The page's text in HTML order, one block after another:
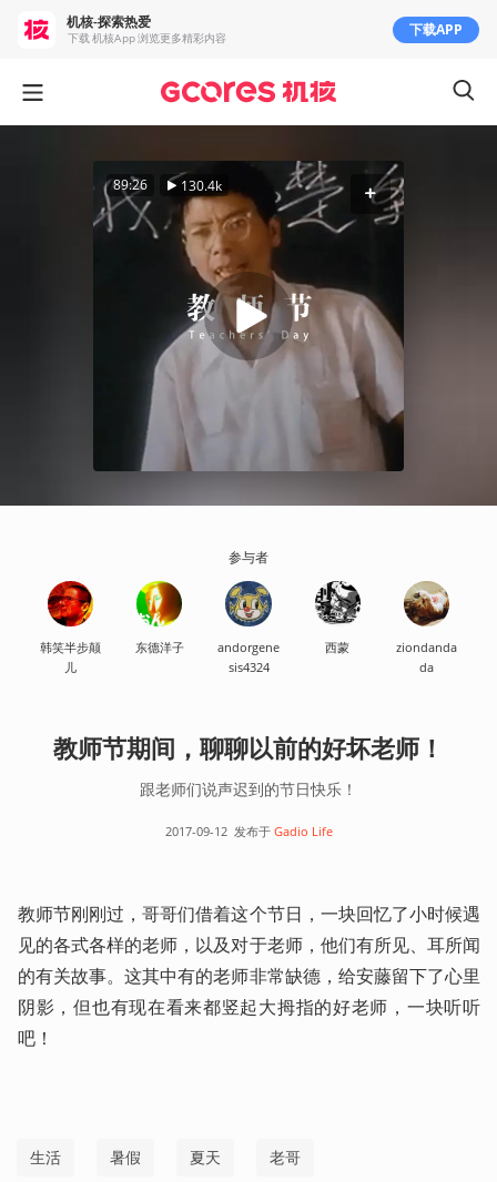
89:26 130.4k
参与者
韩笑半步颠
儿
东德洋子
andorgene
sis4324
西蒙
ziondanda
da
教师节期间，聊聊以前的好坏老师！
跟老师们说声迟到的节日快乐！
2017-09-12 发布于 Gadio Life
教师节刚刚过，哥哥们借着这个节日，一块回忆了小时候遇
见的各式各样的老师，以及对于老师，他们有所见、耳所闻
的有关故事。这其中有的老师非常缺德，给安藤留下了心里
阴影，但也有现在看来都竖起大拇指的好老师，一块听听
吧！
生活 暑假 夏天 老哥
机核-探索热爱
下载 机核App 浏览更多精彩内容 下载APP